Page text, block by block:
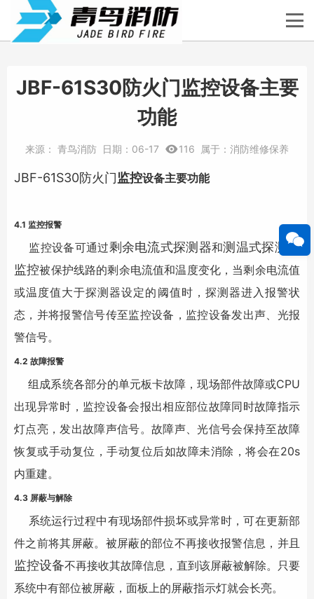
JBF-61S30防火门监控设备主要
功能
来源： 青鸟消防 日期： 06-17 116 属于： 消防维修保养
JBF-61S30防火门监控设备主要功能
4.1 监控报警
监控设备可通过剩余电流式探测器和测温式探测器
监控被保护线路的剩余电流值和温度变化，当剩余电流值
或温度值大于探测器设定的阈值时，探测器进入报警状
态，并将报警信号传至监控设备，监控设备发出声、光报
警信号。
4.2 故障报警
组成系统各部分的单元板卡故障，现场部件故障或CPU
出现异常时，监控设备会报出相应部位故障同时故障指示
灯点亮，发出故障声信号。故障声、光信号会保持至故障
恢复或手动复位，手动复位后如故障未消除，将会在20s
内重建。
4.3 屏蔽与解除
系统运行过程中有现场部件损坏或异常时，可在更新部
件之前将其屏蔽。被屏蔽的部位不再接收报警信息，并且
监控设备不再接收其故障信息，直到该屏蔽被解除。只要
系统中有部位被屏蔽，面板上的屏蔽指示灯就会长亮。